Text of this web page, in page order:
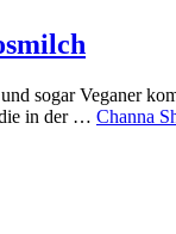
sogar Veganer
die in der … Channa